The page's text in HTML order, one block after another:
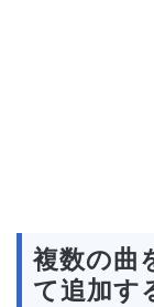
複数の曲
て追加す